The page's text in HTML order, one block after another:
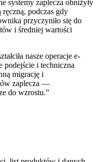
systemy zaplecza obniżyły
podczas gdy
przyczyniło się do
i średniej wartości
nasze operacje e-
podejście i techniczna
migrację i
zaplecza —
do wzrostu.”